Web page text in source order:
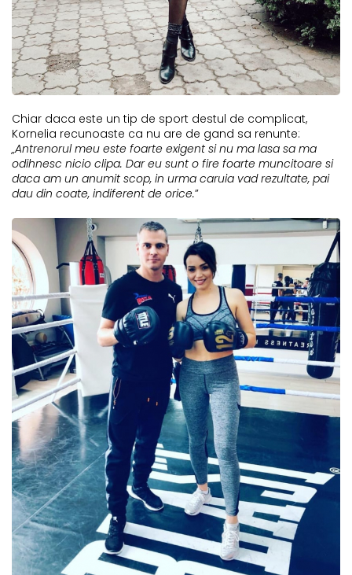
Chiar daca este un tip de sport destul de complicat,
Kornelia recunoaste ca nu are de gand sa renunte:
„Antrenorul meu este foarte exigent si nu ma lasa sa ma
odihnesc nicio clipa. Dar eu sunt o fire foarte muncitoare si
daca am un anumit scop, in urma caruia vad rezultate, pai
dau din coate, indiferent de orice.”